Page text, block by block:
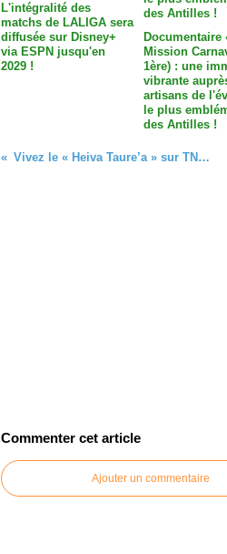
L'intégralité des
matchs de LALIGA sera
diffusée sur Disney+
via ESPN jusqu'en
2029 !
Documentaire
Mission
1ère) : une
vibrante
artisans de
le plus
des Antilles !
Vivez le « Heiva Taure’a » sur TNTV tous les dimanches à 12h à partir du 3 avril !
Commenter cet article
Ajouter un commentaire